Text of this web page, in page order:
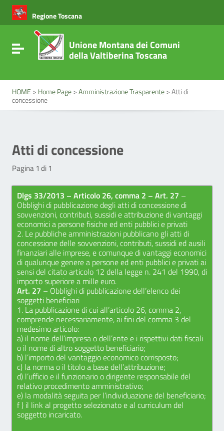
Vai ai contenuti
Vai al menu di navigazione
Vai al footer
Regione Toscana
Attiva / disattiva la navigazione
Unione Montana dei Comuni
della Valtiberina Toscana
HOME > Home Page>Amministrazione Trasparente>Atti di
concessione
Atti di concessione
Pagina 1 di 1
Dlgs 33/2013 – Articolo 26, comma 2 – Art. 27 –
Obblighi di pubblicazione degli atti di concessione di
sovvenzioni, contributi, sussidi e attribuzione di vantaggi
economici a persone fisiche ed enti pubblici e privati
2. Le pubbliche amministrazioni pubblicano gli atti di
concessione delle sovvenzioni, contributi, sussidi ed ausili
finanziari alle imprese, e comunque di vantaggi economici
di qualunque genere a persone ed enti pubblici e privati ai
sensi del citato articolo 12 della legge n. 241 del 1990, di
importo superiore a mille euro.
Art. 27 – Obblighi di pubblicazione dell’elenco dei
soggetti beneficiari
1. La pubblicazione di cui all’articolo 26, comma 2,
comprende necessariamente, ai fini del comma 3 del
medesimo articolo:
a) il nome dell’impresa o dell’ente e i rispettivi dati fiscali
o il nome di altro soggetto beneficiario;
b) l’importo del vantaggio economico corrisposto;
c) la norma o il titolo a base dell’attribuzione;
d) l’ufficio e il funzionario o dirigente responsabile del
relativo procedimento amministrativo;
e) la modalità seguita per l’individuazione del beneficiario;
f ) il link al progetto selezionato e al curriculum del
soggetto incaricato.